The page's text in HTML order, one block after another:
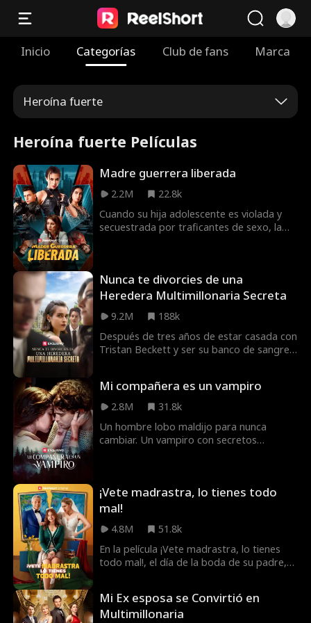
Inicio Categorías Club de fans Marca
Heroína fuerte
Heroína fuerte Películas
Madre guerrera liberada
2.2M
22.8k
Cuando su hija adolescente es violada y
secuestrada por traficantes de sexo, la
cafetería de un pequeño pueblo para
rescatar a su hija y destruir al cártel
Nunca te divorcies de una
Heredera Multimillonaria Secreta
9.2M
188k
Después de tres años de estar casada con
Tristan Beckett y ser su banco de sangre
una chica vanidosa que solo se casó con él
por dinero, ¡poco sabía él que ella es una
heredera secreta multimillonaria! ¿Ganará
Tristan el corazón de Joyce de nuevo? ¿O
ella se enamorará de un joven y lindo
Mi compañera es un vampiro
2.8M
31.8k
Un hombre lobo maldijo para nunca
cambiar. Un vampiro con secretos
forman un pareja Bond?
¡Vete madrastra, lo tienes todo
mal!
4.8M
51.8k
En la película ¡Vete madrastra, lo tienes
todo mal!, el día de la boda de su padre,
ceremonia. Solo para ser confundida por
su futura madrastra, Chloe, como la
Mi Ex esposa se Convirtió en
Multimillonaria